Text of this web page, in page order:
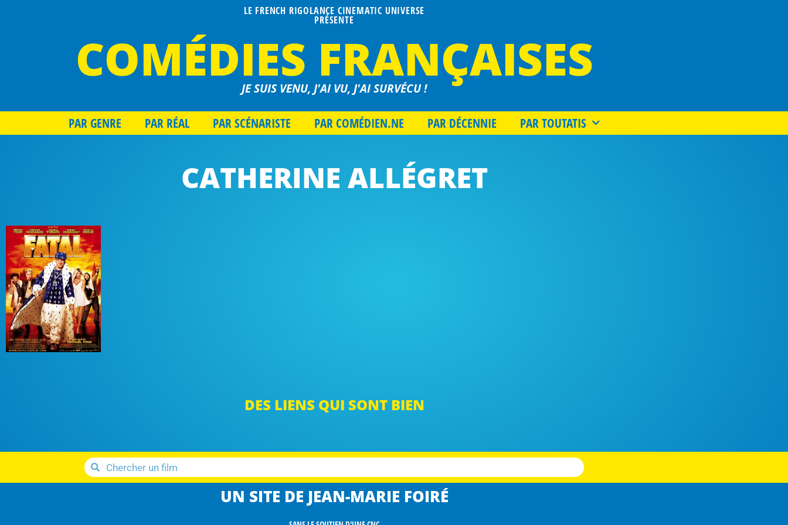
LE FRENCH RIGOLANCE CINEMATIC UNIVERSE
PRÉSENTE
COMÉDIES FRANÇAISES
JE SUIS VENU, J'AI VU, J'AI SURVÉCU !
PAR GENRE PAR RÉAL PAR SCÉNARISTE PAR COMÉDIEN.NE PAR DÉCENNIE PAR TOUTATIS
CATHERINE ALLÉGRET
DES LIENS QUI SONT BIEN
UN SITE DE JEAN-MARIE FOIRÉ